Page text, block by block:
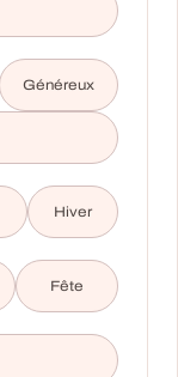
Généreux
Hiver
Fête